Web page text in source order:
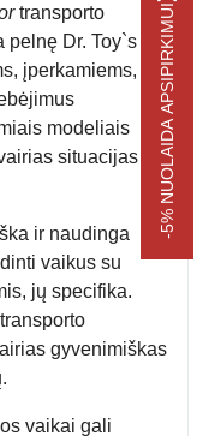
transporto
pelnę Dr. Toy`s
įperkamiems, į
modeliais
situacijas bei
ir naudinga
vaikus su
jų specifika.
gyvenimiškas
vaikai gali
-5% NUOLAIDA APSIPIRKIMUI